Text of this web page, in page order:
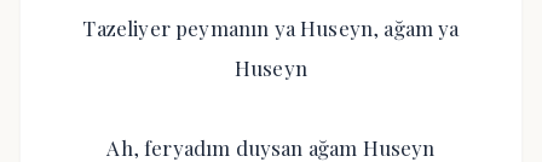
Tazeliyer peymanın ya Huseyn, ağam ya
Huseyn
Ah, feryadım duysan ağam Huseyn